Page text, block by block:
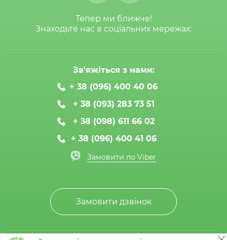
Тепер ми ближче!
Знаходьте нас в соціальних мережах:
Зв'яжіться з нами:
+ 38 (096) 400 40 06
+ 38 (093) 283 73 51
+ 38 (098) 611 66 02
+ 38 (096) 400 41 06
Замовити по Viber
Замовити дзвінок